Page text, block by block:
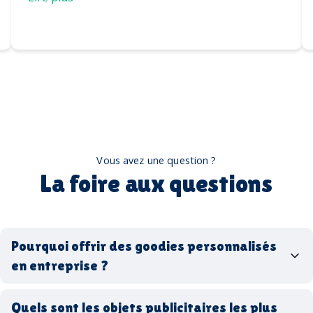
Vous avez une question ?
La foire aux questions
Pourquoi offrir des goodies personnalisés
en entreprise ?
Quels sont les objets publicitaires les plus